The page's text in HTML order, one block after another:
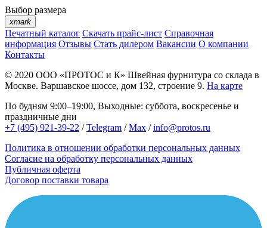
Выбор размера
xmark
Печатный каталог Скачать прайс-лист Справочная
информация Отзывы Стать дилером Вакансии О компании
Контакты
© 2020 ООО «ПРОТОС и К» Швейная фурнитура со склада в
Москве. Варшавское шоссе, дом 132, строение 9. На карте
По будням 9:00–19:00, Выходные: суббота, воскресенье и
праздничные дни
+7 (495) 921-39-22 /Telegram /Max /info@protos.ru
Политика в отношении обработки персональных данных
Согласие на обработку персональных данных
Публичная оферта
Договор поставки товара